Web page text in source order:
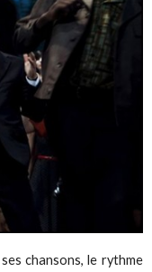
chansons, le rythme